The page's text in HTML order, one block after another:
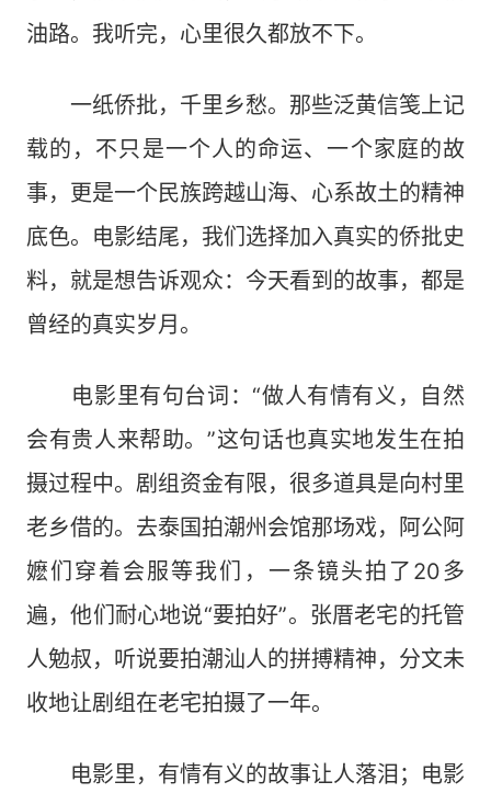
油路。我听完，心里很久都放不下。
一纸侨批，千里乡愁。那些泛黄信笺上记
载的，不只是一个人的命运、一个家庭的故
事，更是一个民族跨越山海、心系故土的精神
底色。电影结尾，我们选择加入真实的侨批史
料，就是想告诉观众：今天看到的故事，都是
曾经的真实岁月。
电影里有句台词：“做人有情有义，自然
会有贵人来帮助。”这句话也真实地发生在拍
摄过程中。剧组资金有限，很多道具是向村里
老乡借的。去泰国拍潮州会馆那场戏，阿公阿
嬷们穿着会服等我们，一条镜头拍了20多
遍，他们耐心地说“要拍好”。张厝老宅的托管
人勉叔，听说要拍潮汕人的拼搏精神，分文未
收地让剧组在老宅拍摄了一年。
电影里，有情有义的故事让人落泪；电影